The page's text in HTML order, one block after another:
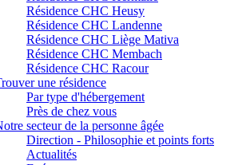
Résidence CHC Heusy
Résidence CHC Landenne
Résidence CHC Liège Mativa
Résidence CHC Membach
Résidence CHC Racour
une résidence
Par type d'hébergement
Près de chez vous
secteur de la personne âgée
Direction - Philosophie et points forts
Actualités